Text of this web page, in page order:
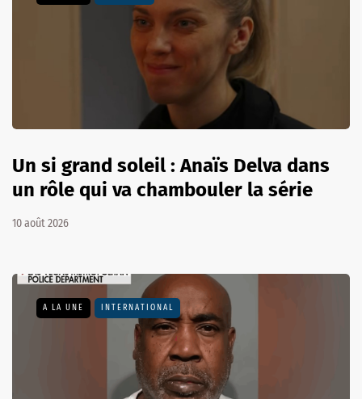
Un si grand soleil : Anaïs Delva dans
un rôle qui va chambouler la série
10 août 2026
A LA UNE INTERNATIONAL